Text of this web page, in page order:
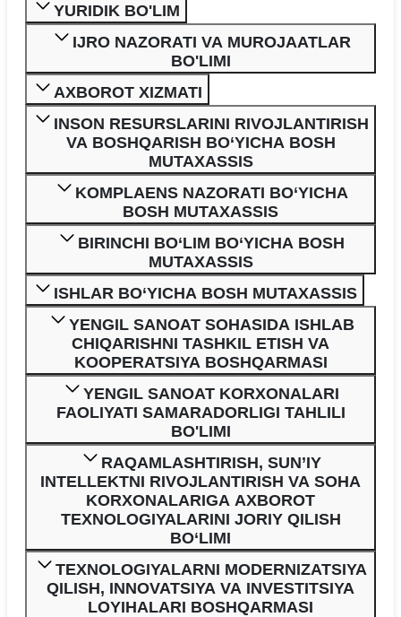
YURIDIK BO'LIM
IJRO NAZORATI VA MUROJAATLAR
BO'LIMI
AXBOROT XIZMATI
INSON RESURSLARINI RIVOJLANTIRISH
VA BOSHQARISH BO‘YICHA BOSH
MUTAXASSIS
KOMPLAENS NAZORATI BO‘YICHA
BOSH MUTAXASSIS
BIRINCHI BO‘LIM BO‘YICHA BOSH
MUTAXASSIS
ISHLAR BO‘YICHA BOSH MUTAXASSIS
YENGIL SANOAT SOHASIDA ISHLAB
CHIQARISHNI TASHKIL ETISH VA
KOOPERATSIYA BOSHQARMASI
YENGIL SANOAT KORXONALARI
FAOLIYATI SAMARADORLIGI TAHLILI
BO'LIMI
RAQAMLASHTIRISH, SUN’IY
INTELLEKTNI RIVOJLANTIRISH VA SOHA
KORXONALARIGA AXBOROT
TEXNOLOGIYALARINI JORIY QILISH
BO‘LIMI
TEXNOLOGIYALARNI MODERNIZATSIYA
QILISH, INNOVATSIYA VA INVESTITSIYA
LOYIHALARI BOSHQARMASI